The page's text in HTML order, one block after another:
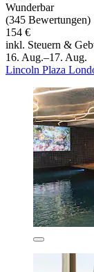
Wunderbar
(345 Bewertungen)
154 €
inkl. Steuern &
16. Aug.–17. Aug.
Lincoln Plaza